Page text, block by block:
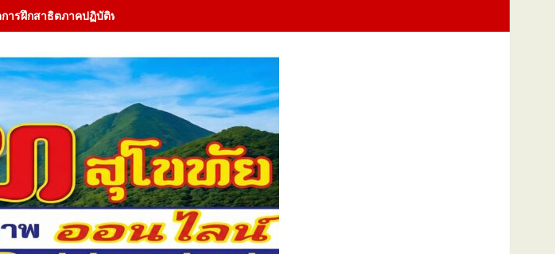
รฝึกสาธิตภาคปฏิบัติทางทะเล (Field Training Exercise : FTX) การช่วยเหลือผู้ประสบภัยทางทะเลและการปฏิ